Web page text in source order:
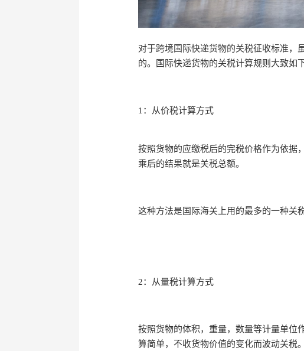
对于跨境国际快递货物的关税征收标准，
的。国际快递货物的关税计算规则大致如下
1：从价税计算方式
按照货物的应缴税后的完税价格作为依据
乘后的结果就是关税总额。
这种方法是国际海关上用的最多的一种关
2：从量税计算方式
按照货物的体积，重量，数量等计量单位
算简单，不收货物价值的变化而波动关税